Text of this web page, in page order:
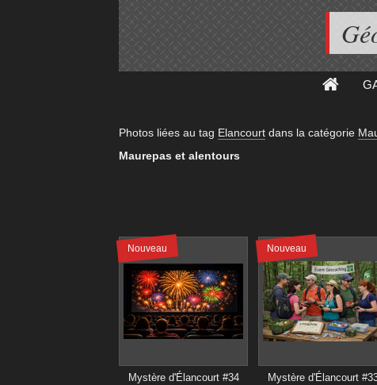
Photos liées au tag Elancourtdans la catégorie
Maurepas et alentours
Nouveau
Mystère d'Élancourt #34
Nouveau
Mystère d'Élancourt